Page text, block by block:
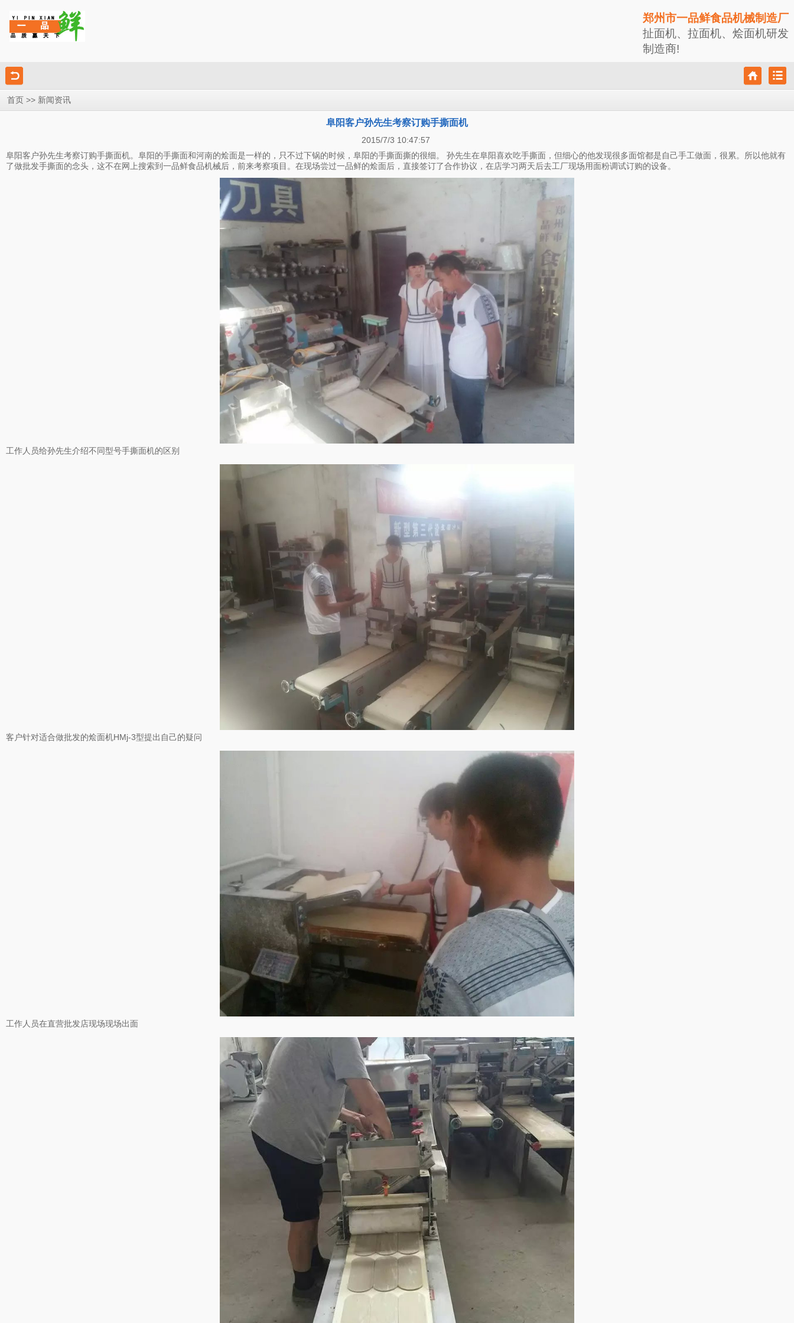
郑州市一品鲜食品机械制造厂
扯面机、拉面机、烩面机研发
制造商!
首页 >> 新闻资讯
阜阳客户孙先生考察订购手撕面机
2015/7/3 10:47:57
阜阳客户孙先生考察订购手撕面机。阜阳的手撕面和河南的烩面是一样的，只不过下锅的时候，阜阳的手撕面撕的很细。 孙先生在阜阳喜欢吃手撕面，但细心的他发现很多面馆都是自己手工做面，很累。所以他就有
了做批发手撕面的念头，这不在网上搜索到一品鲜食品机械后，前来考察项目。在现场尝过一品鲜的烩面后，直接签订了合作协议，在店学习两天后去工厂现场用面粉调试订购的设备。
工作人员给孙先生介绍不同型号手撕面机的区别
客户针对适合做批发的烩面机HMj-3型提出自己的疑问
工作人员在直营批发店现场现场出面